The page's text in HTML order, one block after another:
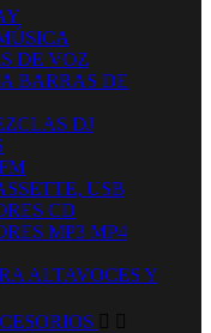
DE VOZ
BARRAS DE
DJ
USB
CD
MP3 MP4
ALTAVOCES Y
 